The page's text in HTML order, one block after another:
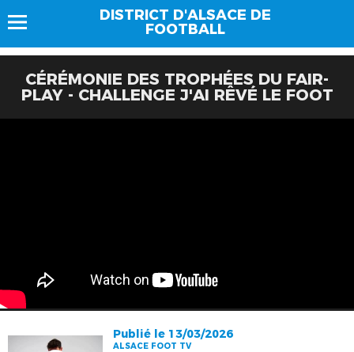
DISTRICT D'ALSACE DE
FOOTBALL
CÉRÉMONIE DES TROPHÉES DU FAIR-
PLAY - CHALLENGE J'AI RÊVÉ LE FOOT
Publié le 13/03/2026
ALSACE FOOT TV